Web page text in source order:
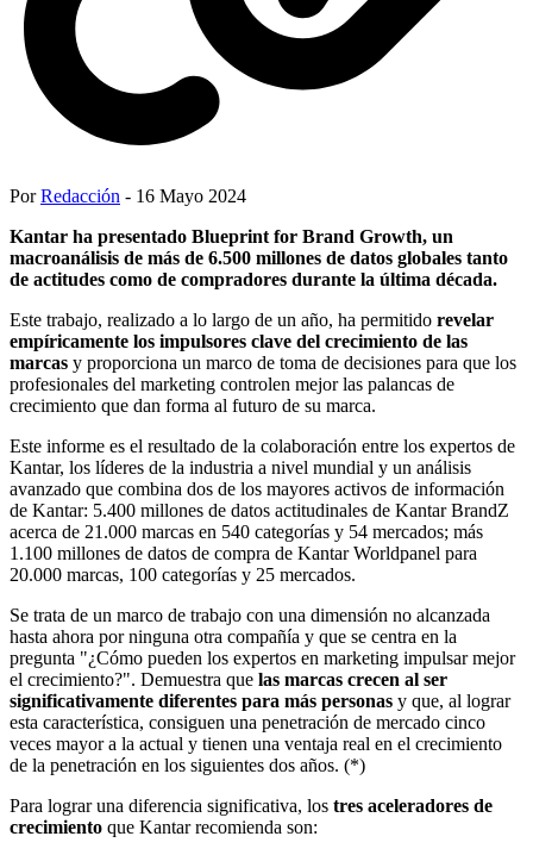
PorRedacción - 16 Mayo 2024
Kantar ha presentado Blueprint for Brand Growth, un
macroanálisis de más de 6.500 millones de datos globales tanto
de actitudes como de compradores durante la última década.
Este trabajo, realizado a lo largo de un año, ha permitido revelar
empíricamente los impulsores clave del crecimiento de las
marcas y proporciona un marco de toma de decisiones para que los
profesionales del marketing controlen mejor las palancas de
crecimiento que dan forma al futuro de su marca.
Este informe es el resultado de la colaboración entre los expertos de
Kantar, los líderes de la industria a nivel mundial y un análisis
avanzado que combina dos de los mayores activos de información
de Kantar: 5.400 millones de datos actitudinales de Kantar BrandZ
acerca de 21.000 marcas en 540 categorías y 54 mercados; más
1.100 millones de datos de compra de Kantar Worldpanel para
20.000 marcas, 100 categorías y 25 mercados.
Se trata de un marco de trabajo con una dimensión no alcanzada
hasta ahora por ninguna otra compañía y que se centra en la
pregunta "¿Cómo pueden los expertos en marketing impulsar mejor
el crecimiento?". Demuestra que las marcas crecen al ser
significativamente diferentes para más personas y que, al lograr
esta característica, consiguen una penetración de mercado cinco
veces mayor a la actual y tienen una ventaja real en el crecimiento
de la penetración en los siguientes dos años. (*)
Para lograr una diferencia significativa, los tres aceleradores de
crecimiento que Kantar recomienda son: